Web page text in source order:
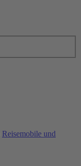
Reisemobile und